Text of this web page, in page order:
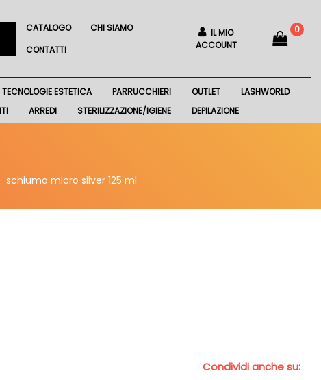
CATALOGO
CHI SIAMO
CONTATTI
IL MIO
ACCOUNT
0
TECNOLOGIE ESTETICA PARRUCCHIERI OUTLET
LASHWORLD
ARREDI STERILIZZAZIONE/IGIENE DEPILAZIONE
schiuma micro silver 125 ml
Condividi anche su: